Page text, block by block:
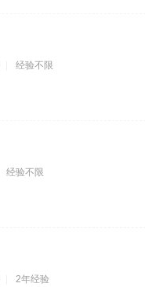
经验不限
经验不限
2年经验